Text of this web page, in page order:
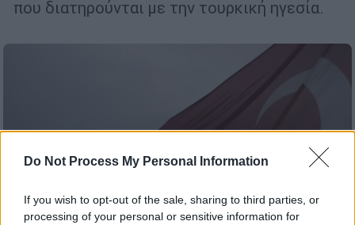
Do Not Process My Personal Information
If you wish to opt-out of the sale, sharing to third parties, or
processing of your personal or sensitive information for
που διατηρούνται με την τουρκική ηγεσία.